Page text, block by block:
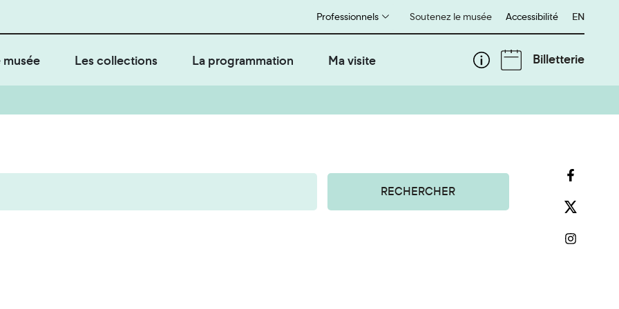
Soutenez le musée
Professionnels Accessibilité English
EN
musée Les collections La programmation Ma visite Billetterie
RECHERCHER